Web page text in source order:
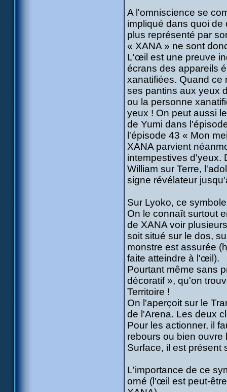
A l'omniscience se
impliqué dans quoi
plus représenté par
« XANA » ne sont
L'œil est une preuve
écrans des appareils
xanatifiées. Quand ce
ses pantins aux yeux
ou la personne
yeux ! On peut aussi
de Yumi dans
l'épisode 43 « Mon
XANA parvient
intempestives d'yeux.
William sur Terre,
signe révélateur
Sur Lyoko, ce
On le connaît surtout
de XANA voir
soit situé sur le dos,
monstre est assurée
faite atteindre à l'œil).
Pourtant même sans
décoratif », qu'on
Territoire !
On l'aperçoit sur le
de l'Arena. Les deux
Pour les actionner, il
rebours ou bien
Surface, il est présent
L'importance de ce
orné (l'œil est peut-